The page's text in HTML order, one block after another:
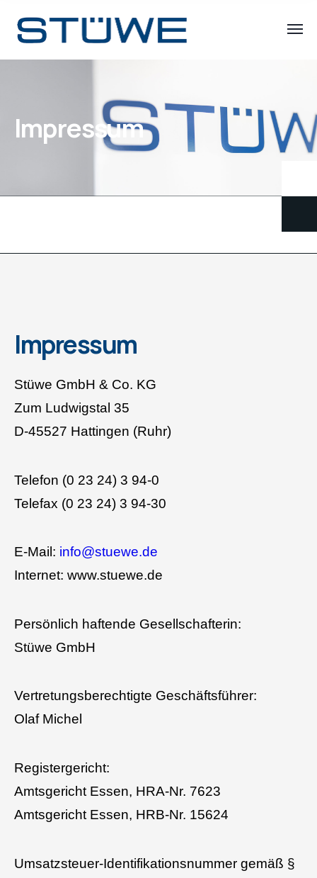
Impressum
Impressum
Stüwe GmbH & Co. KG
Zum Ludwigstal 35
D-45527 Hattingen (Ruhr)
Telefon (0 23 24) 3 94-0
Telefax (0 23 24) 3 94-30
E-Mail: info@stuewe.de
Internet: www.stuewe.de
Persönlich haftende Gesellschafterin:
Stüwe GmbH
Vertretungsberechtigte Geschäftsführer:
Olaf Michel
Registergericht:
Amtsgericht Essen, HRA-Nr. 7623
Amtsgericht Essen, HRB-Nr. 15624
Umsatzsteuer-Identifikationsnummer gemäß §